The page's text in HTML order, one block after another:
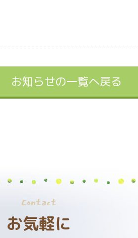
お知らせの一覧へ戻る
Contact
お気軽に